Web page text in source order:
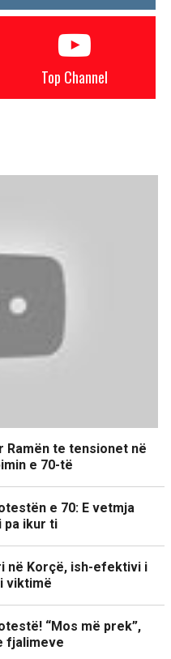
Top Channel
Ramën te tensionet në
e 70-të
e 70: E vetmja
pa ikur ti
në Korçë, ish-efektivi i
viktimë
“Mos më prek”,
fjalimeve